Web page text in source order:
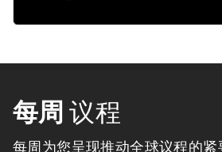
每周 议程
每周为您呈现推动全球议程的紧